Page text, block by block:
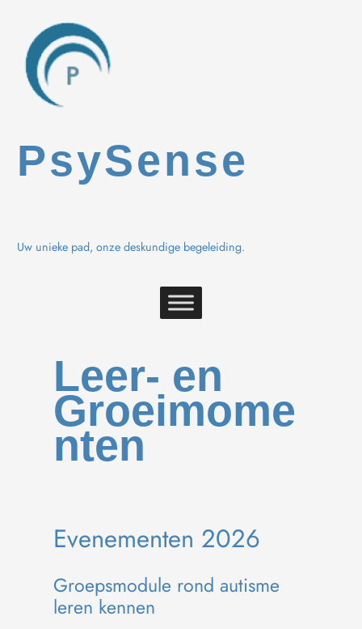
naar
inhoud
PsySense
Uw unieke pad, onze deskundige begeleiding.
Leer- en
Groeimome
nten
Evenementen 2026
Groepsmodule rond autisme
leren kennen